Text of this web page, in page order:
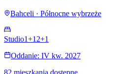
Bahceli · Północne wybrzeże
Studio1+1 2+1
Oddanie: IV kw. 2027
82 mieszkania dostępne